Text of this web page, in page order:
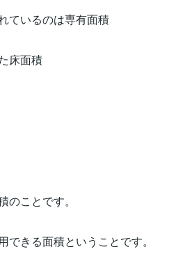
ているのは専有面積
床面積
ことです。
できる面積ということです。